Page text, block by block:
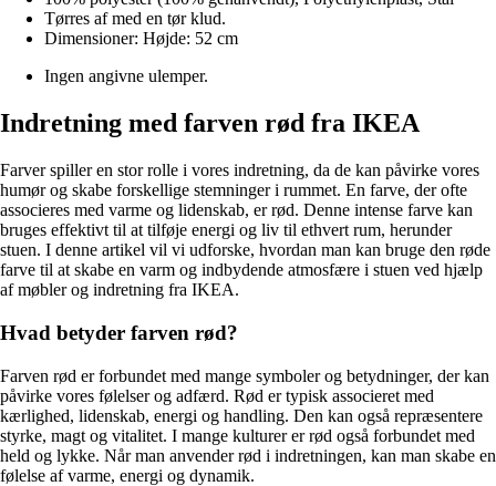
Tørres af med en tør klud.
Dimensioner: Højde: 52 cm
Ingen angivne ulemper.
Indretning med farven rød fra IKEA
Farver spiller en stor rolle i vores indretning, da de kan påvirke vores
humør og skabe forskellige stemninger i rummet. En farve, der ofte
associeres med varme og lidenskab, er rød. Denne intense farve kan
bruges effektivt til at tilføje energi og liv til ethvert rum, herunder
stuen. I denne artikel vil vi udforske, hvordan man kan bruge den røde
farve til at skabe en varm og indbydende atmosfære i stuen ved hjælp
af møbler og indretning fra IKEA.
Hvad betyder farven rød?
Farven rød er forbundet med mange symboler og betydninger, der kan
påvirke vores følelser og adfærd. Rød er typisk associeret med
kærlighed, lidenskab, energi og handling. Den kan også repræsentere
styrke, magt og vitalitet. I mange kulturer er rød også forbundet med
held og lykke. Når man anvender rød i indretningen, kan man skabe en
følelse af varme, energi og dynamik.